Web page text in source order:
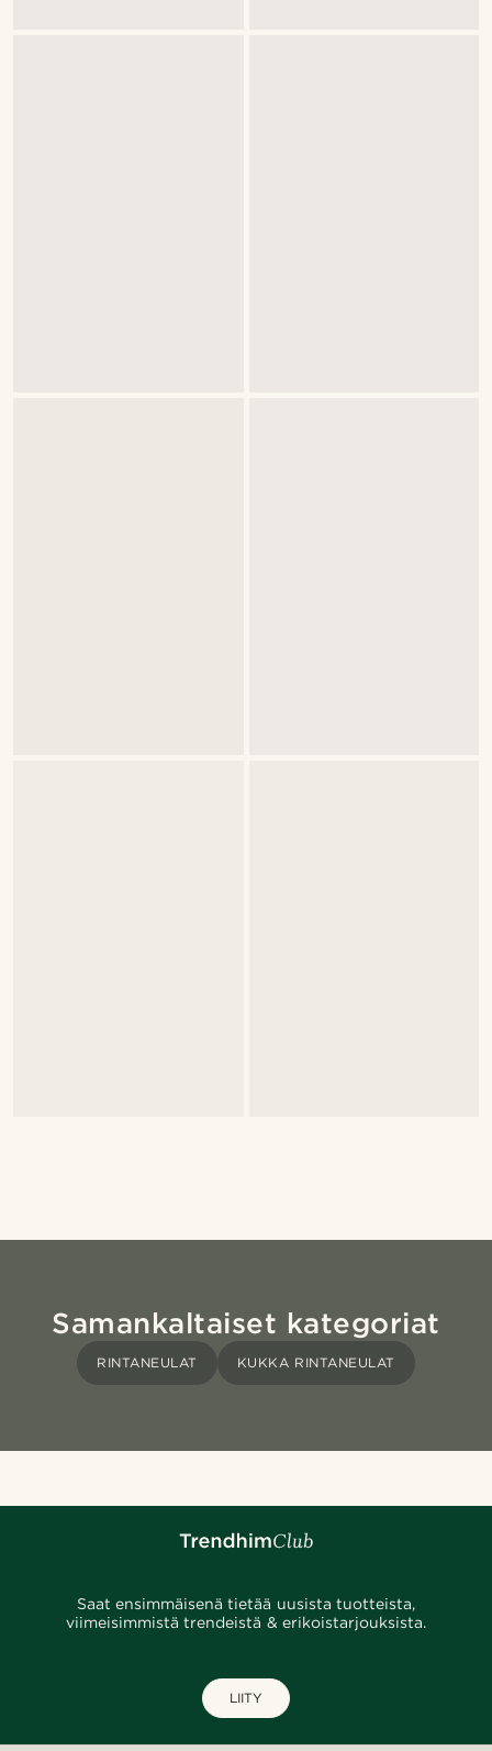
Samankaltaiset kategoriat
RINTANEULAT KUKKA RINTANEULAT
Saat ensimmäisenä tietää uusista tuotteista,
viimeisimmistä trendeistä & erikoistarjouksista.
LIITY